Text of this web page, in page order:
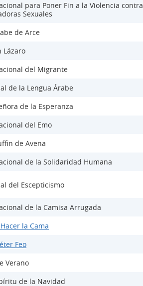
para Poner Fin a la Violencia contra
Sexuales
de Arce
Lázaro
del Migrante
de la Lengua Árabe
de la Esperanza
del Emo
de Avena
de la Solidaridad Humana
del Escepticismo
de la Camisa Arrugada
la Cama
Feo
Verano
de la Navidad